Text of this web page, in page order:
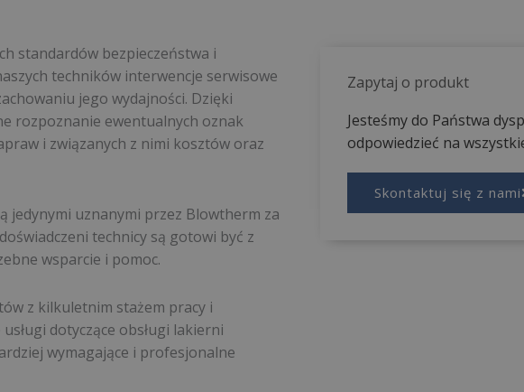
standardów bezpieczeństwa i
techników interwencje serwisowe
jego wydajności. Dzięki
rozpoznanie ewentualnych oznak
i związanych z nimi kosztów oraz
jedynymi uznanymi przez Blowtherm za
technicy są gotowi być z
wsparcie i pomoc.
z kilkuletnim stażem pracy i
dotyczące obsługi lakierni
wymagające i profesjonalne
Zapytaj o produkt
Jesteśmy do Państwa
odpowiedzieć na
Skontaktuj się z nami